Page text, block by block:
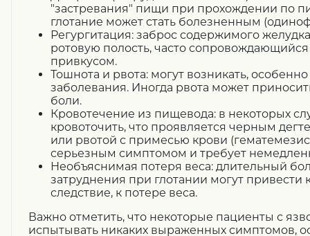
"застревания" пищи при прохождении по
глотание может стать болезненным
Регургитация: заброс содержимого
ротовую полость, часто
привкусом.
Тошнота и рвота: могут возникать,
заболевания. Иногда рвота может
боли.
Кровотечение из пищевода: в некоторых
кровоточить, что проявляется черным
или рвотой с примесью крови
серьезным симптомом и требует
Необъяснимая потеря веса: длительный
затруднения при глотании могут привести
следствие, к потере веса.
Важно отметить, что некоторые пациенты с
испытывать никаких выраженных симптомов,